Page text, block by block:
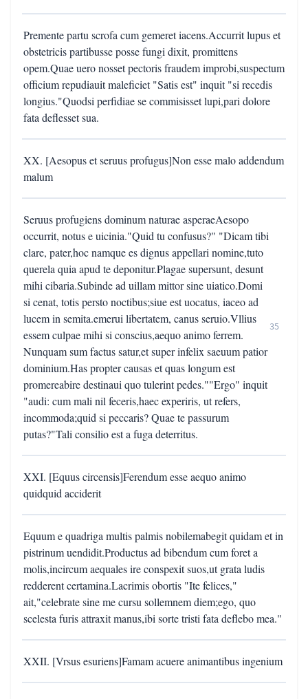
Premente partu scrofa cum gemeret iacens.Accurrit lupus et
obstetricis partibusse posse fungi dixit, promittens
opem.Quae uero nosset pectoris fraudem improbi,suspectum
officium repudiauit maleficiet "Satis est" inquit "si recedis
longius."Quodsi perfidiae se commisisset lupi,pari dolore
fata deflesset sua.
XX. [Aesopus et seruus profugus]Non esse malo addendum
malum
Seruus profugiens dominum naturae asperaeAesopo
occurrit, notus e uicinia."Quid tu confusus?" "Dicam tibi
clare, pater,hoc namque es dignus appellari nomine,tuto
querela quia apud te deponitur.Plagae supersunt, desunt
mihi cibaria.Subinde ad uillam mittor sine uiatico.Domi
si cenat, totis persto noctibus;siue est uocatus, iaceo ad
lucem in semita.emerui libertatem, canus seruio.Vllius
essem culpae mihi si conscius,aequo animo ferrem.
Nunquam sum factus satur,et super infelix saeuum patior
dominium.Has propter causas et quas longum est
promereabire destinaui quo tulerint pedes.""Ergo" inquit
"audi: cum mali nil feceris,haec experiris, ut refers,
incommoda;quid si peccaris? Quae te passurum
putas?"Tali consilio est a fuga deterritus.
35
XXI. [Equus circensis]Ferendum esse aequo animo
quidquid acciderit
Equum e quadriga multis palmis nobilemabegit quidam et in
pistrinum uendidit.Productus ad bibendum cum foret a
molis,incircum aequales ire conspexit suos,ut grata ludis
redderent certamina.Lacrimis obortis "Ite felices,"
ait,"celebrate sine me cursu sollemnem diem;ego, quo
scelesta furis attraxit manus,ibi sorte tristi fata deflebo mea."
XXII. [Vrsus esuriens]Famam acuere animantibus ingenium